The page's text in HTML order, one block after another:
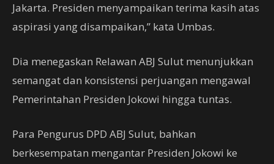
Jakarta. Presiden menyampaikan terima kasih atas
aspirasi yang disampaikan,” kata Umbas.
Dia menegaskan Relawan ABJ Sulut menunjukkan
semangat dan konsistensi perjuangan mengawal
Pemerintahan Presiden Jokowi hingga tuntas.
Para Pengurus DPD ABJ Sulut, bahkan
berkesempatan mengantar Presiden Jokowi ke